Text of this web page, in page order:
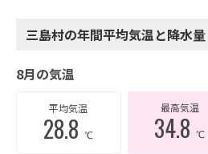
三島村の年間平均気温と降水量
8月の気温
平均気温
28.8℃
最高気温
34.8℃